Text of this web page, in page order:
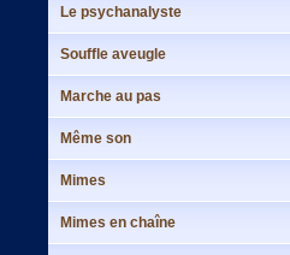
Le psychanalyste
Souffle aveugle
Marche au pas
Même son
Mimes
Mimes en chaîne